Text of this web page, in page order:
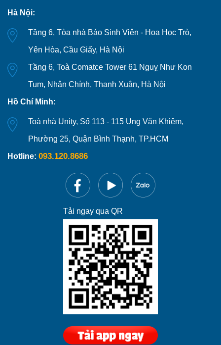
Hà Nội:
Tầng 6, Tòa nhà Báo Sinh Viên - Hoa Học Trò,
Yên Hòa, Cầu Giấy, Hà Nội
Tầng 6, Toà Comatce Tower 61 Nguỵ Như Kon
Tum, Nhân Chính, Thanh Xuân, Hà Nội
Hồ Chí Minh:
Toà nhà Unity, Số 113 - 115 Ung Văn Khiêm,
Phường 25, Quận Bình Thạnh, TP.HCM
Hotline: 093.120.8686
Tải ngay qua QR